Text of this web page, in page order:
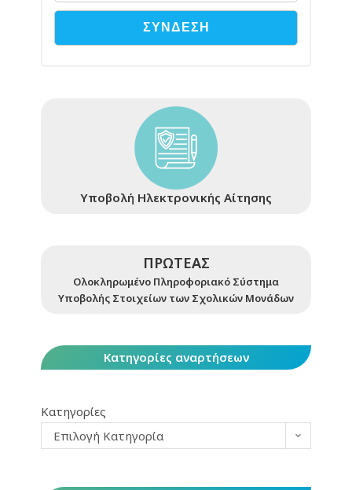
Υποβολή Ηλεκτρονικής Αίτησης
ΠΡΩΤΕΑΣ
Ολοκληρωμένο Πληροφοριακό Σύστημα
Υποβολής Στοιχείων των Σχολικών Μονάδων
Κατηγορίες αναρτήσεων
Κατηγορίες
Επιλογή Κατηγορία